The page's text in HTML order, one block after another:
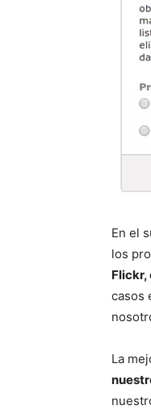
En el
los
Flickr,
casos
La